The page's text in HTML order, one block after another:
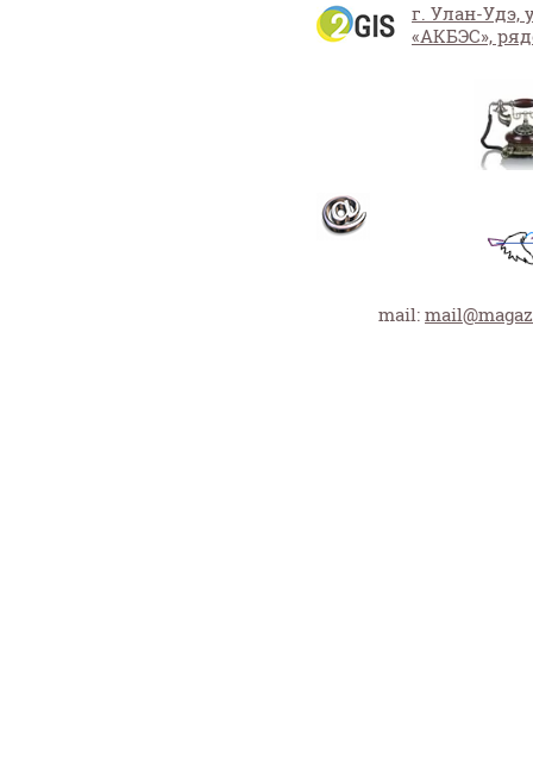
г. Улан-Удэ,
«АКБЭС»,
mail: